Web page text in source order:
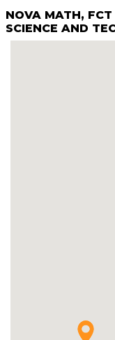
NOVA MATH,
SCIENCE AND